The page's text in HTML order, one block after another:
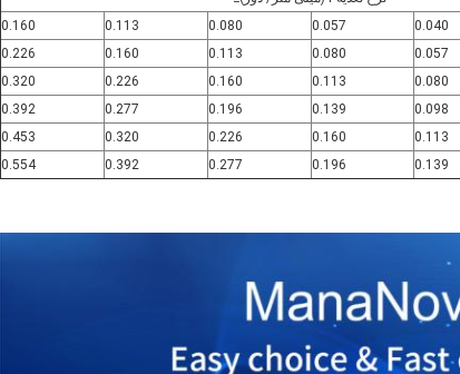
0.040
0.057
0.080
0.113
0.160
0.057
0.080
0.113
0.160
0.226
0.080
0.113
0.160
0.226
0.320
0.098
0.139
0.196
0.277
0.392
0.113
0.160
0.226
0.320
0.453
0.139
0.196
0.277
0.392
0.554